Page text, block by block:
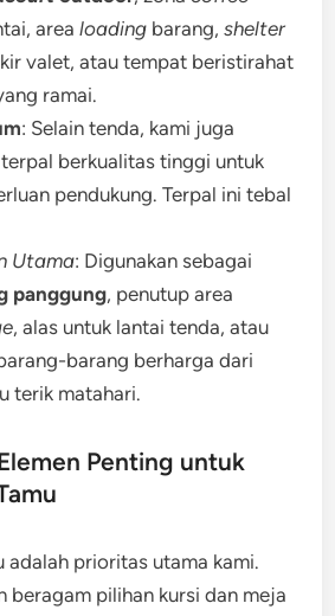
arealoading barang,shelter
valet, atau tempat beristirahat
ramai.
: Selain tenda, kami juga
berkualitas tinggi untuk
pendukung. Terpal ini tebal
Utama: Digunakan sebagai
panggung, penutup area
, alas untuk lantai tenda, atau
barang berharga dari
terik matahari.
Penting untuk
adalah prioritas utama kami.
beragam pilihan kursi dan meja